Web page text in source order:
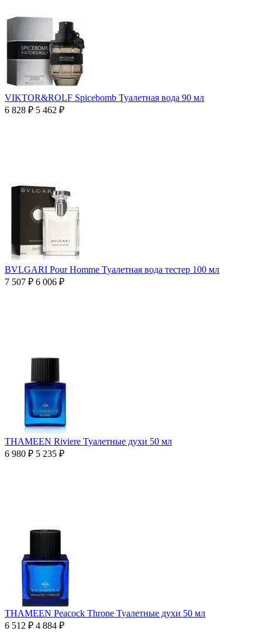
VIKTOR&ROLF Spicebomb Туалетная вода 90 мл
6 828 ₽ 5 462 ₽
BVLGARI Pour Homme Туалетная вода тестер 100 мл
7 507 ₽ 6 006 ₽
THAMEEN Riviere Туалетные духи 50 мл
6 980 ₽ 5 235 ₽
THAMEEN Peacock Throne Туалетные духи 50 мл
6 512 ₽ 4 884 ₽